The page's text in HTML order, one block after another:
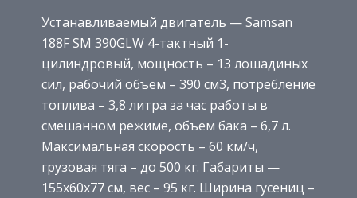
Устанавливаемый двигатель — Samsan
188F SM 390GLW 4-тактный 1-
цилиндровый, мощность – 13 лошадиных
сил, рабочий объем – 390 см3, потребление
топлива – 3,8 литра за час работы в
смешанном режиме, объем бака – 6,7 л.
Максимальная скорость – 60 км/ч,
грузовая тяга – до 500 кг. Габариты —
155х60х77 см, вес – 95 кг. Ширина гусениц –